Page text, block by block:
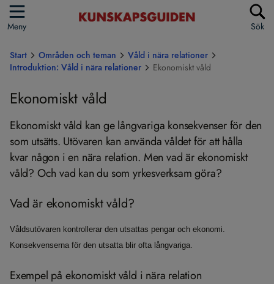
Meny Sök
Start Områden och teman
Våld i nära relationer
Introduktion: Våld i nära relationer
Ekonomiskt våld
Ekonomiskt våld
Ekonomiskt våld kan ge långvariga konsekvenser för den
som utsätts. Utövaren kan använda våldet för att hålla
kvar någon i en nära relation. Men vad är ekonomiskt
våld? Och vad kan du som yrkesverksam göra?
Vad är ekonomiskt våld?
Våldsutövaren kontrollerar den utsattas pengar och ekonomi.
Konsekvenserna för den utsatta blir ofta långvariga.
Exempel på ekonomiskt våld i nära relation